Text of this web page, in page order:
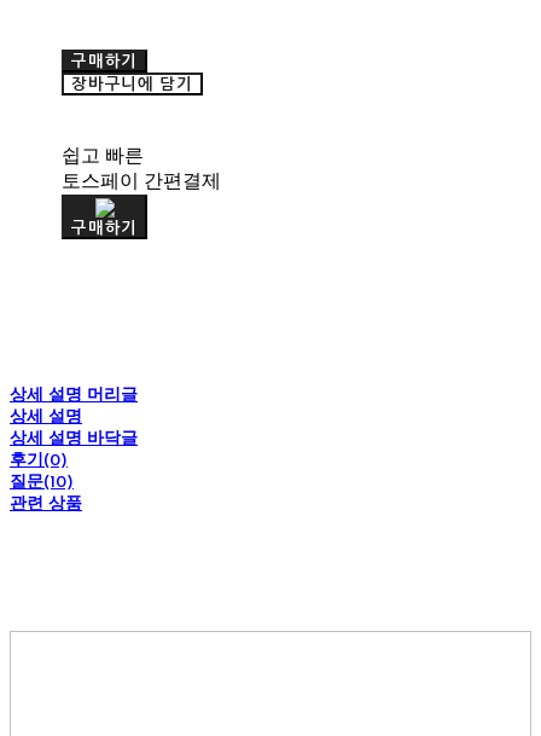
구매하기
장바구니에 담기
쉽고 빠른
토스페이 간편결제
구매하기
상세 설명 머리글
상세 설명
상세 설명 바닥글
후기(0)
질문(10)
관련 상품